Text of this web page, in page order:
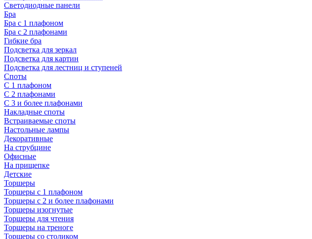
Светодиодные панели
Бра
Бра с 1 плафоном
Бра с 2 плафонами
Гибкие бра
Подсветка для зеркал
Подсветка для картин
Подсветка для лестниц и ступеней
Споты
С 1 плафоном
С 2 плафонами
С 3 и более плафонами
Накладные споты
Встраиваемые споты
Настольные лампы
Декоративные
На струбцине
Офисные
На прищепке
Детские
Торшеры
Торшеры с 1 плафоном
Торшеры с 2 и более плафонами
Торшеры изогнутые
Торшеры для чтения
Торшеры на треноге
Торшеры со столиком